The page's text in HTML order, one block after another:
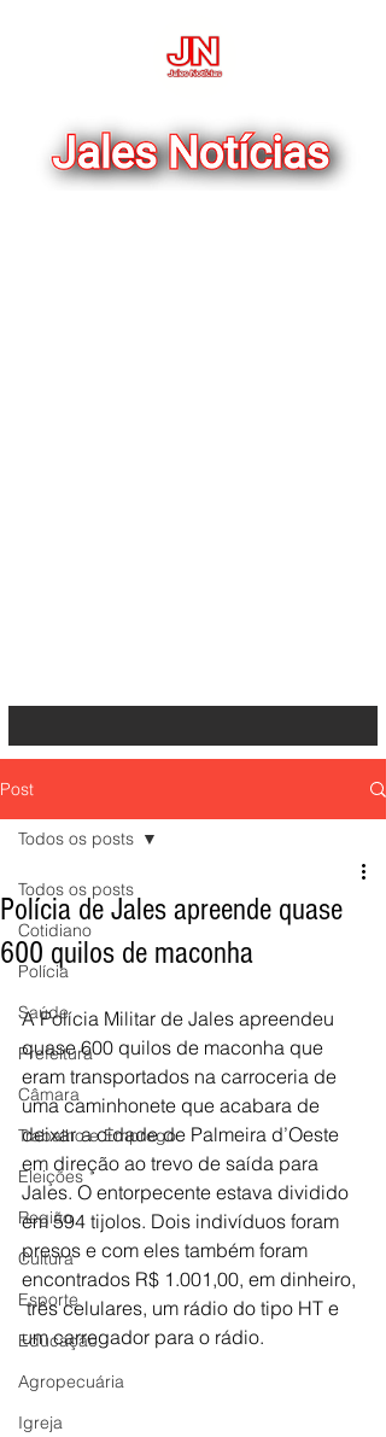
Post
Todos os posts
Cotidiano
Polícia
Saúde
Prefeitura
Câmara
Trabalho e Emprego
Eleições
Região
Cultura
Esporte
Educação
Agropecuária
Igreja
Todos os posts
Polícia de Jales apreende quase
600 quilos de maconha
A Polícia Militar de Jales apreendeu
quase 600 quilos de maconha que
eram transportados na carroceria de
uma caminhonete que acabara de
deixar a cidade de Palmeira d’Oeste
em direção ao trevo de saída para
Jales. O entorpecente estava dividido
em 594 tijolos. Dois indivíduos foram
presos e com eles também foram
encontrados R$ 1.001,00, em dinheiro,
três celulares, um rádio do tipo HT e
um carregador para o rádio.